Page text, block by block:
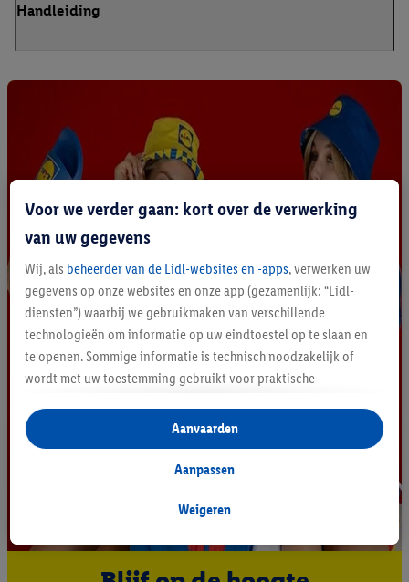
Handleiding
Voor we verder gaan: kort over de verwerking
van uw gegevens
Wij, als beheerder van de Lidl-websites en -apps, verwerken uw
gegevens op onze websites en onze app (gezamenlijk: “Lidl-
diensten”) waarbij we gebruikmaken van verschillende
technologieën om informatie op uw eindtoestel op te slaan en
te openen. Sommige informatie is technisch noodzakelijk of
wordt met uw toestemming gebruikt voor praktische
reclame binnen en buiten de Lidl-diensten aan te bieden. Als u
deelneemt aan het Lidl Plus-programma, worden voor deze
doeleinden eveneens gegevens over uw koopgedrag in de
Als u hier uw toestemming geeft voor gepersonaliseerde
of inlogt op uw bestaande Lidl Plus-account, kunnen wij en
onze partner Criteo S.A. eveneens een speciale online
Weigeren
Aanpassen
Aanvaarden